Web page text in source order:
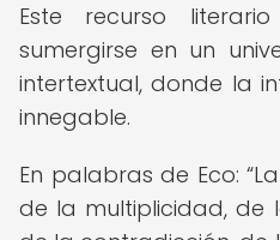
Este recurso
sumergirse en un
intertextual, donde la
innegable.
En palabras de Eco:
de la multiplicidad, de